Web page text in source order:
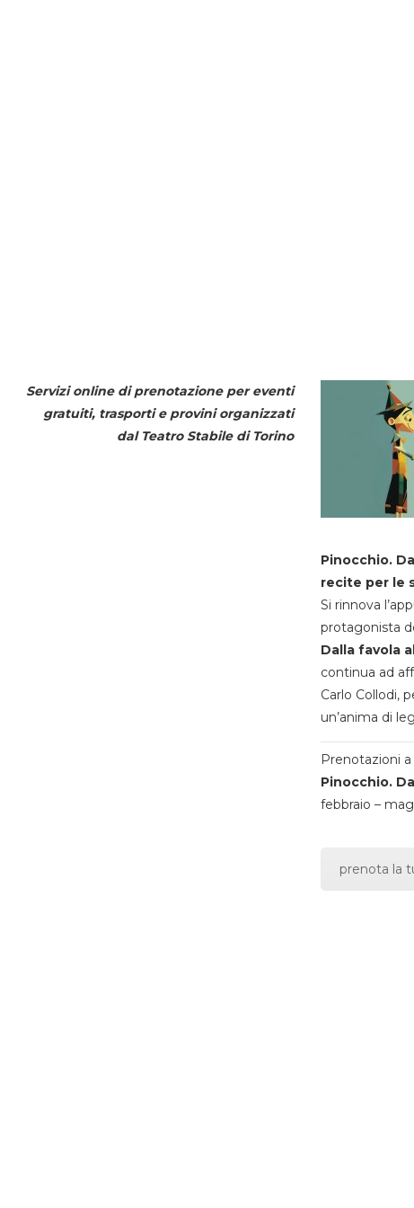
Servizi online di prenotazione per eventi
gratuiti, trasporti e provini organizzati
dal Teatro Stabile di Torino
Pinocchio.
recite per le
Si rinnova
protagonista
Dalla favola
continua ad
Carlo Collodi,
un’anima di
Prenotazioni
Pinocchio.
febbraio –
prenota la